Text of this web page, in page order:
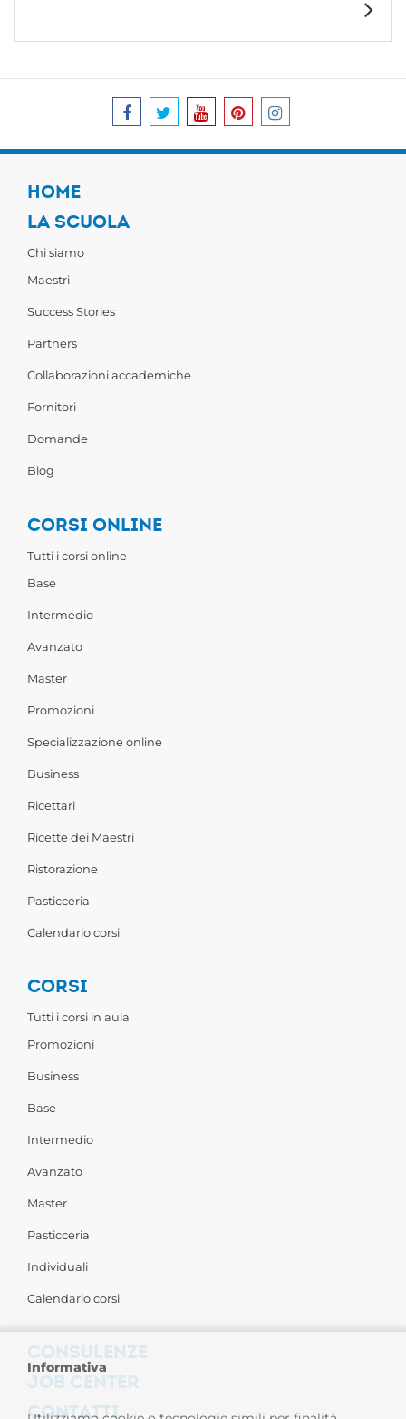
HOME
LA SCUOLA
Chi siamo
Maestri
Success Stories
Partners
Collaborazioni accademiche
Fornitori
Domande
Blog
CORSI ONLINE
Tutti i corsi online
Base
Intermedio
Avanzato
Master
Promozioni
Specializzazione online
Business
Ricettari
Ricette dei Maestri
Ristorazione
Pasticceria
Calendario corsi
CORSI
Tutti i corsi in aula
Promozioni
Business
Base
Intermedio
Avanzato
Master
Pasticceria
Individuali
Calendario corsi
CONSULENZE
JOB CENTER
CONTATTI
Informativa